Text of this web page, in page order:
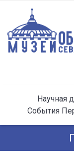
Научная
События